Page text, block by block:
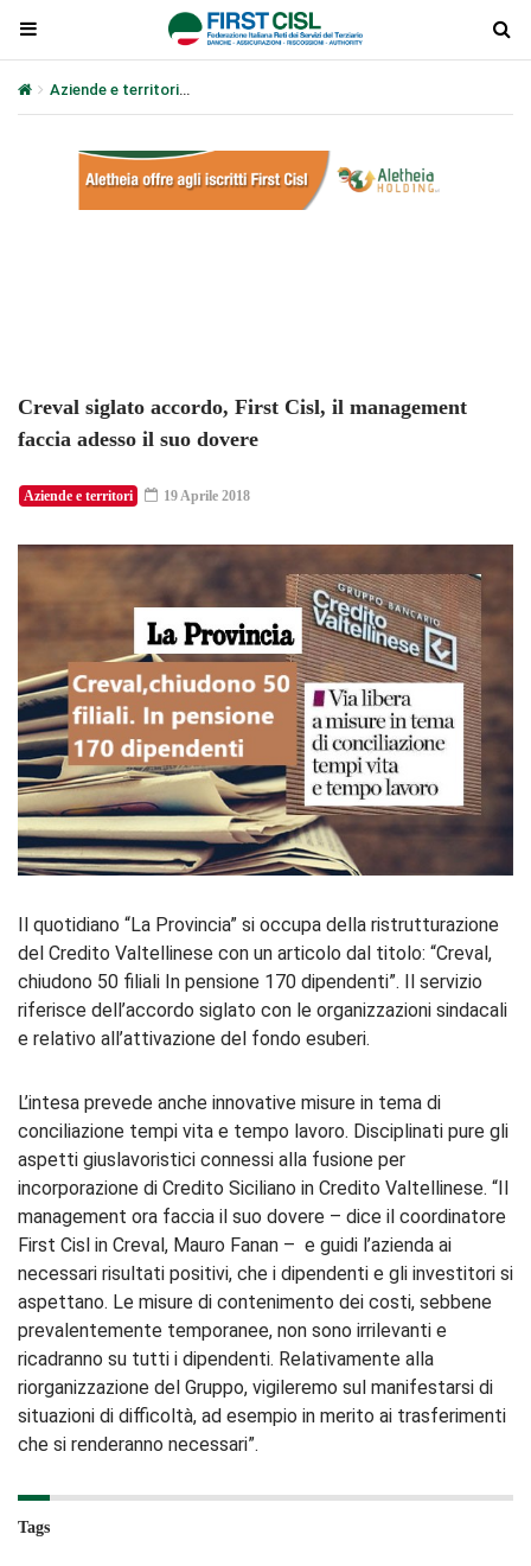
Aziende e territori
Creval siglato accordo, First Cisl, il management
faccia adesso il suo dovere
Aziende e territori 19 Aprile 2018
Il quotidiano “La Provincia” si occupa della ristrutturazione
del Credito Valtellinese con un articolo dal titolo: “Creval,
chiudono 50 filiali In pensione 170 dipendenti”. Il servizio
riferisce dell’accordo siglato con le organizzazioni sindacali
e relativo all’attivazione del fondo esuberi.
L’intesa prevede anche innovative misure in tema di
conciliazione tempi vita e tempo lavoro. Disciplinati pure gli
aspetti giuslavoristici connessi alla fusione per
incorporazione di Credito Siciliano in Credito Valtellinese. “Il
management ora faccia il suo dovere – dice il coordinatore
First Cisl in Creval, Mauro Fanan – e guidi l’azienda ai
necessari risultati positivi, che i dipendenti e gli investitori si
aspettano. Le misure di contenimento dei costi, sebbene
prevalentemente temporanee, non sono irrilevanti e
ricadranno su tutti i dipendenti. Relativamente alla
riorganizzazione del Gruppo, vigileremo sul manifestarsi di
situazioni di difficoltà, ad esempio in merito ai trasferimenti
che si renderanno necessari”.
Tags